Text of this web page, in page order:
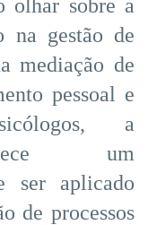
olhar sobre a
na gestão de
mediação de
pessoal e
a
um
ser aplicado
de processos